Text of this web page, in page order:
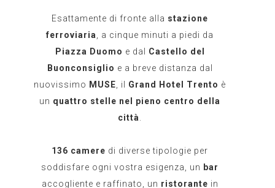
Esattamente di fronte alla stazione
ferroviaria
, a cinque minuti a piedi da
Piazza Duomo e dal Castello del
Buonconsiglio e a breve distanza dal
nuovissimo MUSE , il Grand Hotel Trento è
un quattro stelle nel pieno centro della
città
136 camere di diverse tipologie per
soddisfare ogni vostra esigenza, un bar
accogliente e raffinato, un ristorante in